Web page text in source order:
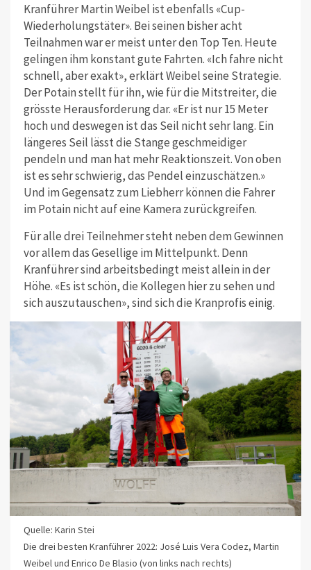
Kranführer Martin Weibel ist ebenfalls «Cup-
Wiederholungstäter». Bei seinen bisher acht
Teilnahmen war er meist unter den Top Ten. Heute
gelingen ihm konstant gute Fahrten. «Ich fahre nicht
schnell, aber exakt», erklärt Weibel seine Strategie.
Der Potain stellt für ihn, wie für die Mitstreiter, die
grösste Herausforderung dar. «Er ist nur 15 Meter
hoch und deswegen ist das Seil nicht sehr lang. Ein
längeres Seil lässt die Stange geschmeidiger
pendeln und man hat mehr Reaktionszeit. Von oben
ist es sehr schwierig, das Pendel einzuschätzen.»
Und im Gegensatz zum Liebherr können die Fahrer
im Potain nicht auf eine Kamera zurückgreifen.
Für alle drei Teilnehmer steht neben dem Gewinnen
vor allem das Gesellige im Mittelpunkt. Denn
Kranführer sind arbeitsbedingt meist allein in der
Höhe. «Es ist schön, die Kollegen hier zu sehen und
sich auszutauschen», sind sich die Kranprofis einig.
Quelle: Karin Stei
Die drei besten Kranführer 2022: José Luis Vera Codez, Martin
Weibel und Enrico De Blasio (von links nach rechts)